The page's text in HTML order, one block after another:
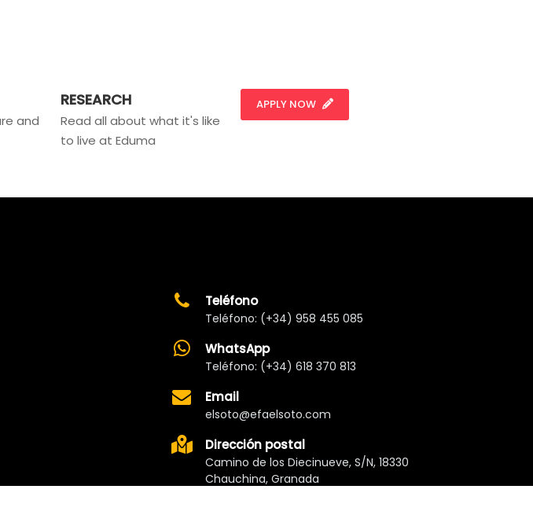
and
RESEARCH
Read all about what it's like
to live at Eduma
APPLY NOW
Teléfono
Teléfono: (+34) 958 455 085
WhatsApp
Teléfono: (+34) 618 370 813
Email
elsoto@efaelsoto.com
Dirección postal
Camino de los Diecinueve, S/N, 18330
Chauchina, Granada